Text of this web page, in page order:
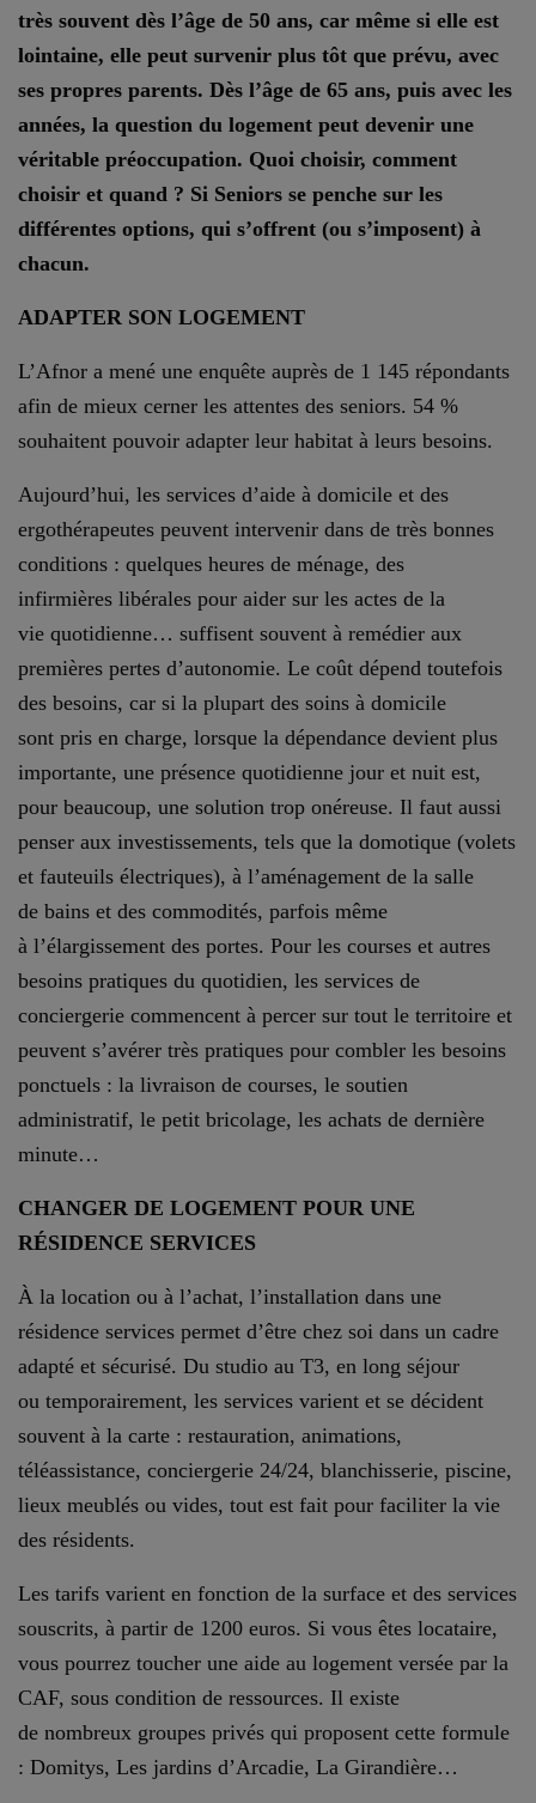
très souvent dès l’âge de 50 ans, car même si elle est
lointaine, elle peut survenir plus tôt que prévu, avec
ses propres parents. Dès l’âge de 65 ans, puis avec les
années, la question du logement peut devenir une
véritable préoccupation. Quoi choisir, comment
choisir et quand ? Si Seniors se penche sur les
différentes options, qui s’offrent (ou s’imposent) à
chacun.
ADAPTER SON LOGEMENT
L’Afnor a mené une enquête auprès de 1 145 répondants
afin de mieux cerner les attentes des seniors. 54 %
souhaitent pouvoir adapter leur habitat à leurs besoins.
Aujourd’hui, les services d’aide à domicile et des
ergothérapeutes peuvent intervenir dans de très bonnes
conditions : quelques heures de ménage, des
infirmières libérales pour aider sur les actes de la
vie quotidienne… suffisent souvent à remédier aux
premières pertes d’autonomie. Le coût dépend toutefois
des besoins, car si la plupart des soins à domicile
sont pris en charge, lorsque la dépendance devient plus
importante, une présence quotidienne jour et nuit est,
pour beaucoup, une solution trop onéreuse. Il faut aussi
penser aux investissements, tels que la domotique (volets
et fauteuils électriques), à l’aménagement de la salle
de bains et des commodités, parfois même
à l’élargissement des portes. Pour les courses et autres
besoins pratiques du quotidien, les services de
conciergerie commencent à percer sur tout le territoire et
peuvent s’avérer très pratiques pour combler les besoins
ponctuels : la livraison de courses, le soutien
administratif, le petit bricolage, les achats de dernière
minute…
CHANGER DE LOGEMENT POUR UNE
RÉSIDENCE SERVICES
À la location ou à l’achat, l’installation dans une
résidence services permet d’être chez soi dans un cadre
adapté et sécurisé. Du studio au T3, en long séjour
ou temporairement, les services varient et se décident
souvent à la carte : restauration, animations,
téléassistance, conciergerie 24/24, blanchisserie, piscine,
lieux meublés ou vides, tout est fait pour faciliter la vie
des résidents.
Les tarifs varient en fonction de la surface et des services
souscrits, à partir de 1200 euros. Si vous êtes locataire,
vous pourrez toucher une aide au logement versée par la
CAF, sous condition de ressources. Il existe
de nombreux groupes privés qui proposent cette formule
: Domitys, Les jardins d’Arcadie, La Girandière…